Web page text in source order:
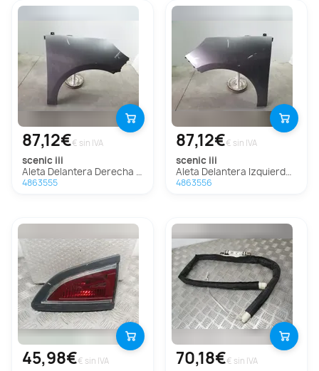
87,12€€ sin IVA
scenic iii
Aleta Delantera Derecha Para Renault Scenic Iii
4863555
87,12€€ sin IVA
scenic iii
Aleta Delantera Izquierda Para Renault Scenic Iii
4863556
45,98€€ sin IVA 70,18€€ sin IVA